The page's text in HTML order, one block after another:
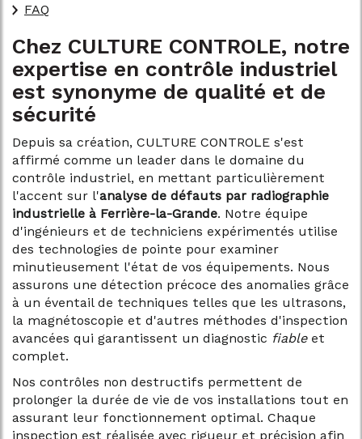
FAQ
Chez CULTURE CONTROLE, notre
expertise en contrôle industriel
est synonyme de qualité et de
sécurité
Depuis sa création, CULTURE CONTROLE s'est
affirmé comme un leader dans le domaine du
contrôle industriel, en mettant particulièrement
l'accent sur l'analyse de défauts par radiographie
industrielle à Ferrière-la-Grande. Notre équipe
d'ingénieurs et de techniciens expérimentés utilise
des technologies de pointe pour examiner
minutieusement l'état de vos équipements. Nous
assurons une détection précoce des anomalies grâce
à un éventail de techniques telles que les ultrasons,
la magnétoscopie et d'autres méthodes d'inspection
avancées qui garantissent un diagnostic fiableet
complet.
Nos contrôles non destructifs permettent de
prolonger la durée de vie de vos installations tout en
assurant leur fonctionnement optimal. Chaque
inspection est réalisée avec rigueur et précision afin